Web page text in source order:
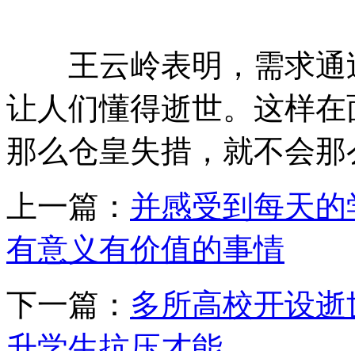
王云岭表明，需求通
让人们懂得逝世。这样
那么仓皇失措，就不会
上一篇： 并感受到每天
有意义有价值的事情
下一篇： 多所高校开设